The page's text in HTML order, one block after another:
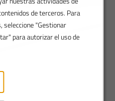
de terceros. Para
seleccione "Gestionar
para autorizar el uso de